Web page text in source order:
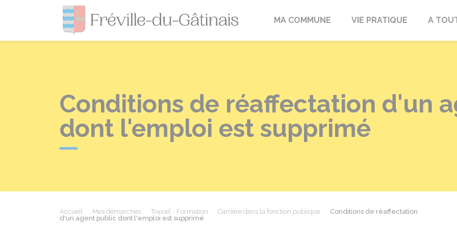
Fréville-du-Gâtinais
MA COMMUNE VIE PRATIQUE A
Conditions de réaffectation d'un
dont l'emploi est supprimé
Accueil Mes démarches Travail - Formation Carrière dans la fonction publique
Conditions de réaffectation
d'un agent public dont l'emploi est supprimé